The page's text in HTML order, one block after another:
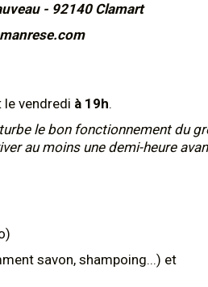
- 92140 Clamart
vendredi à 19h.
le bon fonctionnement du
au moins une demi-heure
savon, shampoing...) et